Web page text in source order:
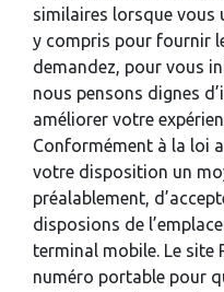
similaires lorsque vous
y compris pour fournir
demandez, pour vous
nous pensons dignes
améliorer votre
Conformément à la loi
votre disposition un
préalablement,
disposions de
terminal mobile. Le site
numéro portable pour